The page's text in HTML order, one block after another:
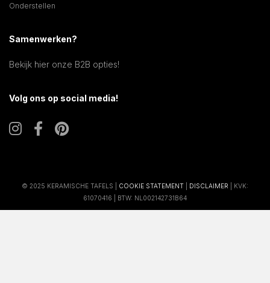
Onderstellen
Samenwerken?
Bekijk hier onze B2B opties!
Volg ons op social media!
© 2025 KERAMISCHE TAFELS | COOKIE STATEMENT DISCLAIMER | KVK:
61070416 | BTW: NL002142731B64